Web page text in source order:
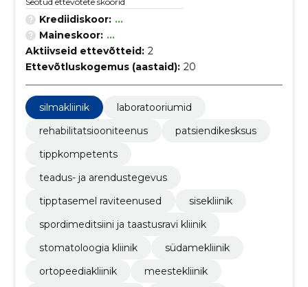
Krediidiskoor: ...
Maineskoor: ...
Aktiivseid ettevõtteid: 2
Ettevõtluskogemus (aastaid): 20
silmakliinik
laboratooriumid
rehabilitatsiooniteenus
patsiendikesksus
tippkompetents
teadus- ja arendustegevus
tipptasemel raviteenused
sisekliinik
spordimeditsiini ja taastusravi kliinik
stomatoloogia kliinik
südamekliinik
ortopeediakliinik
meestekliinik